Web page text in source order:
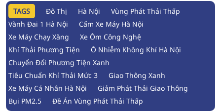
TAGS Đô Thị Hà Nội
Vùng Phát Thải Thấp
Vành Đai 1 Hà Nội
Cấm Xe Máy Hà Nội
Xe Máy Chạy Xăng
Xe Ôm Công Nghệ
Khí Thải Phương Tiện
Ô Nhiễm Không Khí Hà Nội
Chuyển Đổi Phương Tiện Xanh
Tiêu Chuẩn Khí Thải Mức 3
Giao Thông Xanh
Xe Máy Cá Nhân Hà Nội
Giảm Phát Thải Giao Thông
Bụi PM2.5
Đề Án Vùng Phát Thải Thấp